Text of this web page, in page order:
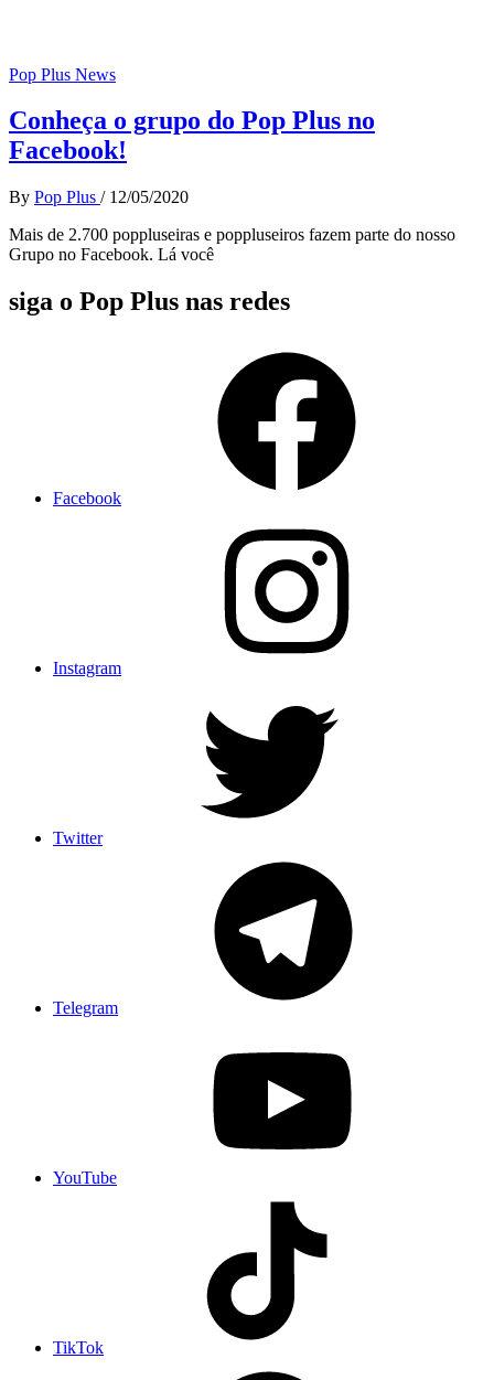
Pop Plus News
Conheça o grupo do Pop Plus no
Facebook!
By Pop Plus / 12/05/2020
Mais de 2.700 poppluseiras e poppluseiros fazem parte do nosso
Grupo no Facebook. Lá você
siga o Pop Plus nas redes
Facebook
Instagram
Twitter
Telegram
YouTube
TikTok